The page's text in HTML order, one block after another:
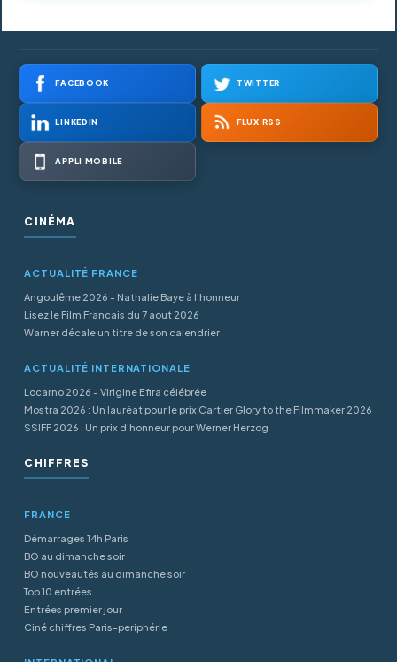
FACEBOOK TWITTER
LINKEDIN FLUX RSS
APPLI MOBILE
CINÉMA
ACTUALITÉ FRANCE
Angoulême 2026 - Nathalie Baye à l'honneur
Lisez le Film Francais du 7 aout 2026
Warner décale un titre de son calendrier
ACTUALITÉ INTERNATIONALE
Locarno 2026 - Virigine Efira célébrée
Mostra 2026 : Un lauréat pour le prix Cartier Glory to the Filmmaker 2026
SSIFF 2026 : Un prix d’honneur pour Werner Herzog
CHIFFRES
FRANCE
Démarrages 14h Paris
BO au dimanche soir
BO nouveautés au dimanche soir
Top 10 entrées
Entrées premier jour
Ciné chiffres Paris-periphérie